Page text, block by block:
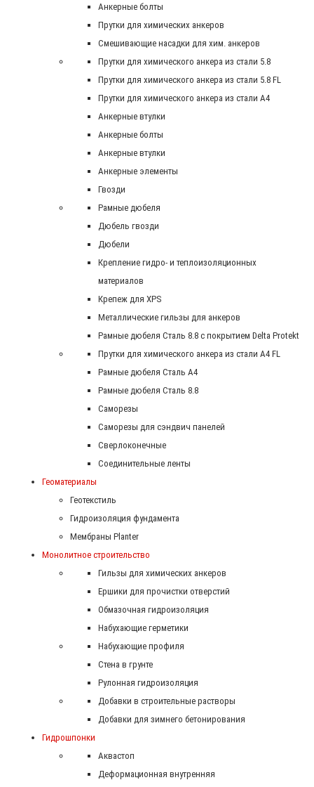
Анкерные болты
Прутки для химических анкеров
Смешивающие насадки для хим. анкеров
Прутки для химического анкера из стали 5.8
Прутки для химического анкера из стали 5.8 FL
Прутки для химического анкера из стали А4
Анкерные втулки
Анкерные болты
Анкерные втулки
Анкерные элементы
Гвозди
Рамные дюбеля
Дюбель гвозди
Дюбели
Крепление гидро- и теплоизоляционных
материалов
Крепеж для XPS
Металлические гильзы для анкеров
Рамные дюбеля Сталь 8.8 с покрытием Delta Protekt
Прутки для химического анкера из стали А4 FL
Рамные дюбеля Сталь A4
Рамные дюбеля Сталь 8.8
Саморезы
Саморезы для сэндвич панелей
Сверлоконечные
Соединительные ленты
Геоматериалы
Геотекстиль
Гидроизоляция фундамента
Мембраны Planter
Монолитное строительство
Гильзы для химических анкеров
Ершики для прочистки отверстий
Обмазочная гидроизоляция
Набухающие герметики
Набухающие профиля
Стена в грунте
Рулонная гидроизоляция
Добавки в строительные растворы
Добавки для зимнего бетонирования
Гидрошпонки
Аквастоп
Деформационная внутренняя